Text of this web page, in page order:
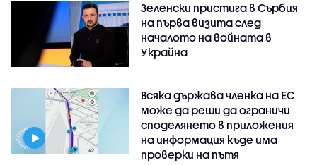
Зеленски пристига в Сърбия
на първа визита след
началото на войната в
Украйна
Всяка държава членка на ЕС
може да реши да ограничи
споделянето в приложения
на информация къде има
проверки на пътя